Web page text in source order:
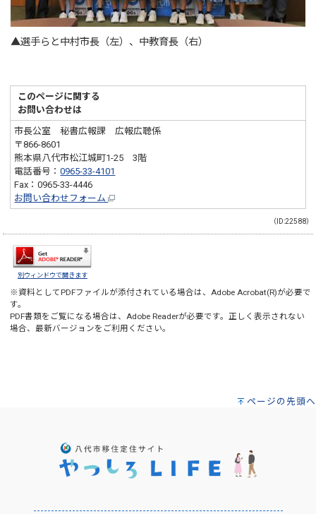
▲選手らと中村市長（左）、中教育長（右）
このページに関する
お問い合わせは
市長公室 秘書広報課 広報広聴係
〒866-8601
熊本県八代市松江城町1-25 3階
電話番号：0965-33-4101
Fax：0965-33-4446
お問い合わせフォーム
（ID:22588）
別ウィンドウで開きます
※資料としてPDFファイルが添付されている場合は、Adobe Acrobat(R)が必要で
す。
PDF書類をご覧になる場合は、Adobe Readerが必要です。正しく表示されない
場合、最新バージョンをご利用ください。
ページの先頭へ